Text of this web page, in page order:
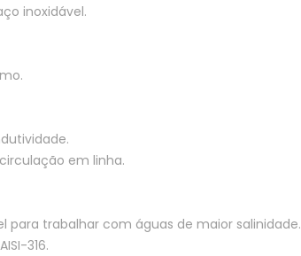
inoxidável.
em linha.
trabalhar com águas de maior salinidade.
316.